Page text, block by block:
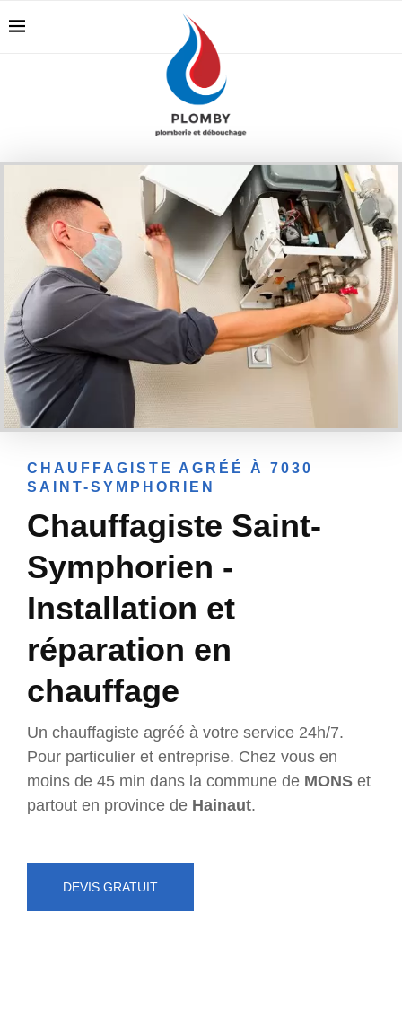
CHAUFFAGISTE AGRÉÉ À 7030
SAINT-SYMPHORIEN
Chauffagiste Saint-
Symphorien -
Installation et
réparation en
chauffage
Un chauffagiste agréé à votre service 24h/7.
Pour particulier et entreprise. Chez vous en
moins de 45 min dans la commune de MONS et
partout en province de Hainaut.
DEVIS GRATUIT